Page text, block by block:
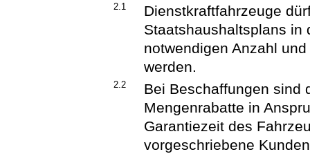
2.1
Dienstkraftfahrzeuge
Staatshaushaltsplans in
notwendigen Anzahl
werden.
2.2
Bei Beschaffungen sind
Mengenrabatte in
Garantiezeit des
vorgeschriebene